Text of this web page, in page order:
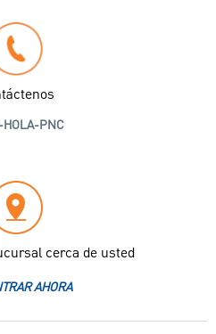
PNC
cerca de usted
AHORA